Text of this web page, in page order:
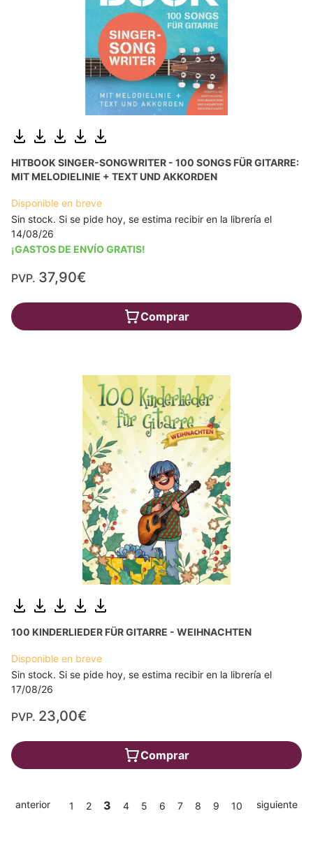
HITBOOK SINGER-SONGWRITER - 100 SONGS FÜR GITARRE:
MIT MELODIELINIE + TEXT UND AKKORDEN
Disponible en breve
Sin stock. Si se pide hoy, se estima recibir en la librería el
14/08/26
¡GASTOS DE ENVÍO GRATIS!
PVP. 37,90€
Comprar
100 KINDERLIEDER FÜR GITARRE - WEIHNACHTEN
Disponible en breve
Sin stock. Si se pide hoy, se estima recibir en la librería el
17/08/26
PVP. 23,00€
Comprar
anterior 1 2 3 4 5 6 7 8 9 10 siguiente